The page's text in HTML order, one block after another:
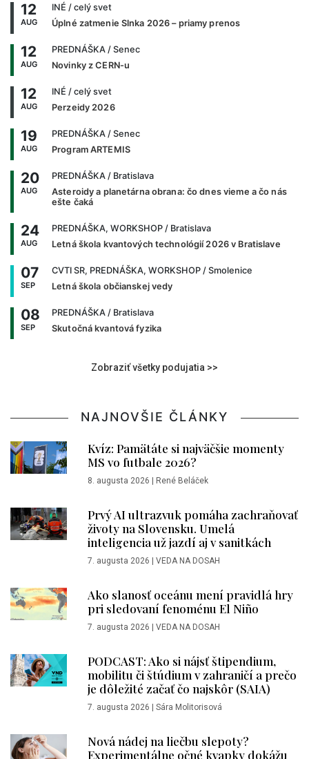
12
AUG
INÉ / celý svet
Úplné zatmenie Slnka 2026 – priamy prenos
12
AUG
PREDNÁŠKA / Senec
Novinky z CERN-u
12
AUG
INÉ / celý svet
Perzeidy 2026
19
AUG
PREDNÁŠKA / Senec
Program ARTEMIS
20
AUG
PREDNÁŠKA / Bratislava
Asteroidy a planetárna obrana: čo dnes vieme a čo nás
ešte čaká
24
AUG
PREDNÁŠKA, WORKSHOP / Bratislava
Letná škola kvantových technológií 2026 v Bratislave
07
SEP
CVTI SR, PREDNÁŠKA, WORKSHOP / Smolenice
Letná škola občianskej vedy
08
SEP
PREDNÁŠKA / Bratislava
Skutočná kvantová fyzika
Zobraziť všetky podujatia >>
NAJNOVŠIE ČLÁNKY
Kvíz: Pamätáte si najväčšie momenty
MS vo futbale 2026?
8. augusta 2026 René Beláček
Prvý AI ultrazvuk pomáha zachraňovať
životy na Slovensku. Umelá
inteligencia už jazdí aj v sanitkách
7. augusta 2026 VEDA NA DOSAH
Ako slanosť oceánu mení pravidlá hry
pri sledovaní fenoménu El Niño
7. augusta 2026 VEDA NA DOSAH
PODCAST: Ako si nájsť štipendium,
mobilitu či štúdium v zahraničí a prečo
je dôležité začať čo najskôr (SAIA)
7. augusta 2026 Sára Molitorisová
Nová nádej na liečbu slepoty?
Experimentálne očné kvapky dokážu